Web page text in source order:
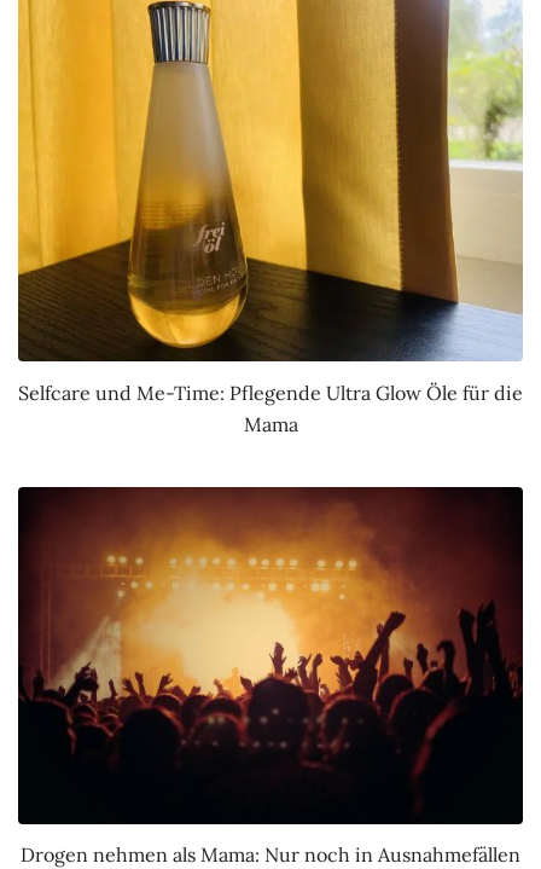
Selfcare und Me-Time: Pflegende Ultra Glow Öle für die
Mama
Drogen nehmen als Mama: Nur noch in Ausnahmefällen